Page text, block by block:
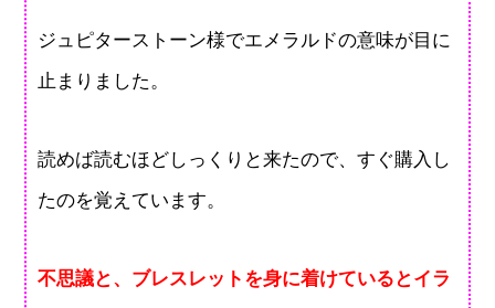
ジュピターストーン様でエメラルドの意味が目に
止まりました。
読めば読むほどしっくりと来たので、すぐ購入し
たのを覚えています。
不思議と、ブレスレットを身に着けているとイラ